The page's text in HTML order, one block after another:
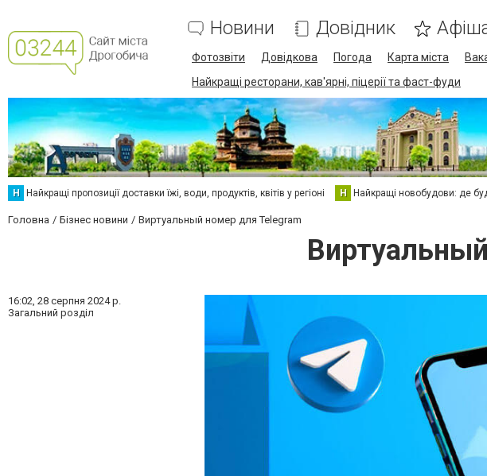
Новини Довідник
Фотозвіти Довідкова Погода Карта міста
Найкращі ресторани, кав'ярні, піцерії та фаст-фуди
Н Найкращі пропозиції доставки їжі, води, продуктів, квітів у регіоні Н Найкращі новобудови: де
Головна Бізнес новини Виртуальный номер для Telegram
16:02, 28 серпня 2024 р.
Загальний розділ